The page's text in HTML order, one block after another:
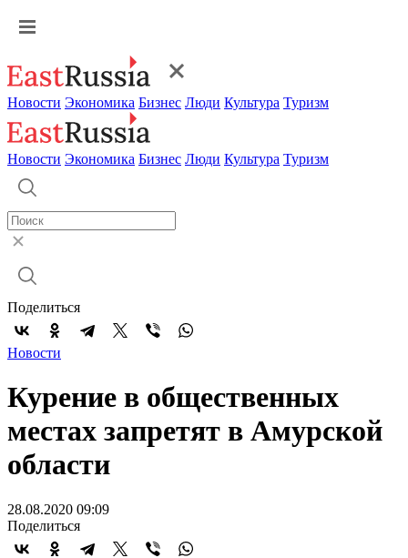
Новости Экономика Бизнес Люди Культура Туризм
Новости Экономика Бизнес Люди Культура Туризм
Поделиться
Новости
Курение в общественных
местах запретят в Амурской
области
28.08.2020 09:09
Поделиться